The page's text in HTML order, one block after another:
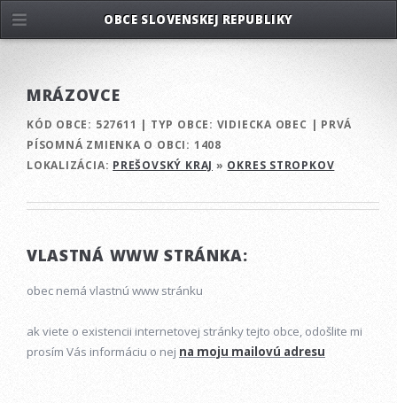
MRÁZOVCE
KÓD OBCE: 527611 | TYP OBCE: VIDIECKA OBEC | PRVÁ
PÍSOMNÁ ZMIENKA O OBCI: 1408
LOKALIZÁCIA: PREŠOVSKÝ KRAJ » OKRES STROPKOV
VLASTNÁ WWW STRÁNKA:
obec nemá vlastnú www stránku
ak viete o existencii internetovej stránky tejto obce, odošlite mi
prosím Vás informáciu o nej na moju mailovú adresu
OBCE SLOVENSKEJ REPUBLIKY